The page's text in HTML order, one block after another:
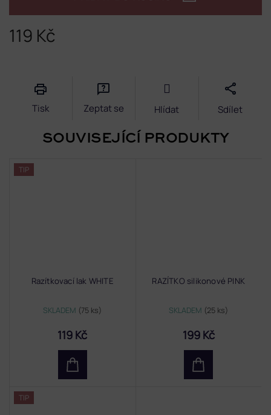
119 Kč
Tisk Zeptat se Hlídat Sdílet
SOUVISEJÍCÍ PRODUKTY
TIP
Razítkovací lak WHITE
SKLADEM (75 ks)
119 Kč
RAZÍTKO silikonové PINK
SKLADEM (25 ks)
199 Kč
TIP